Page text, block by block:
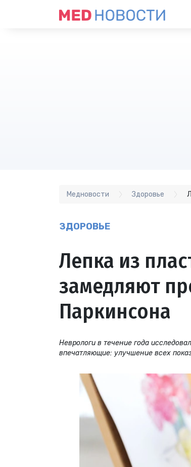
Медновости Здоровье
ЗДОРОВЬЕ
Лепка из
замедляют
Паркинсона
Неврологи в течение года
впечатляющие: улучшение всех